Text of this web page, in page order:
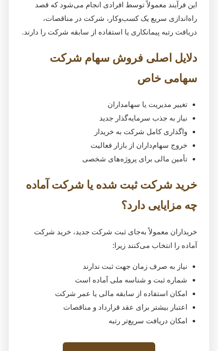
این فرآیند معمولاً توسط افرادی انجام می‌شود که قصد
راه‌اندازی سریع یک کسب‌وکار، شرکت در مناقصات،
دریافت رتبه پیمانکاری یا استفاده از سابقه شرکت را دارند.
دلایل اصلی فروش سهام شرکت
سهامی خاص
تغییر مدیریت یا سهامداران
نیاز به جذب سرمایه‌گذار جدید
واگذاری کامل شرکت به خریدار
خروج سهام‌داران از بازار فعالیت
تأمین مالی برای پروژه‌های شخصی
خرید شرکت ثبت شده یا شرکت آماده
چه مزایایی دارد؟
خریداران معمولاً به‌جای ثبت شرکت جدید، خرید شرکت
آماده را انتخاب می‌کنند زیرا:
نیاز به صرف زمان جهت ثبت ندارند
شماره ثبت و شناسه ملی آماده است
امکان استفاده از سابقه مالی یا عمر شرکت
اعتبار بیشتر برای عقد قرارداد و مناقصات
امکان دریافت سریع‌تر رتبه